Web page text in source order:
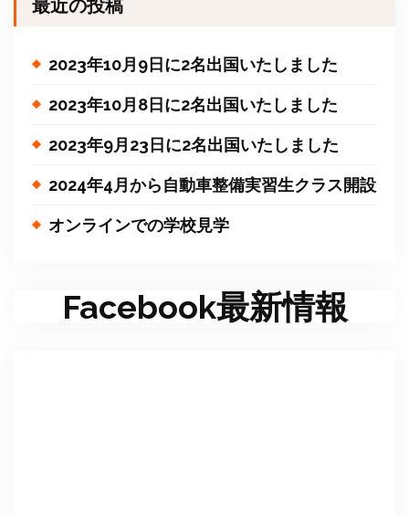
最近の投稿
2023年10月9日に2名出国いたしました
2023年10月8日に2名出国いたしました
2023年9月23日に2名出国いたしました
2024年4月から自動車整備実習生クラス開設
オンラインでの学校見学
Facebook最新情報